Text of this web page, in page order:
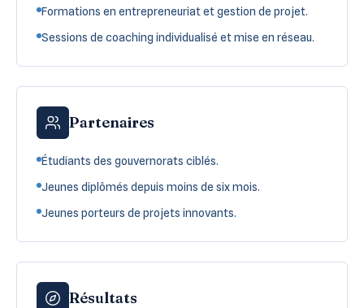
Formations en entrepreneuriat et gestion de projet.
Sessions de coaching individualisé et mise en réseau.
Partenaires
Étudiants des gouvernorats ciblés.
Jeunes diplômés depuis moins de six mois.
Jeunes porteurs de projets innovants.
Résultats